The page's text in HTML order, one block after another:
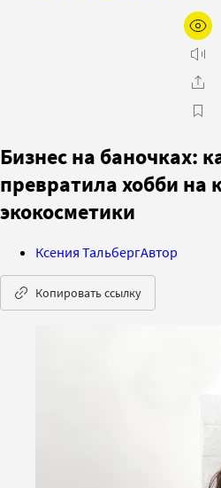
Бизнес на баночках:
превратила хобби на
экокосметики
Ксения ТальбергАвтор
Копировать ссылку